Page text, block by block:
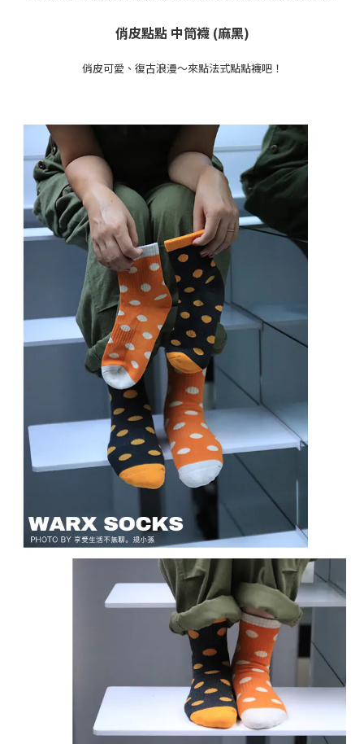
俏皮點點 中筒襪 (麻黑)
俏皮可愛、復古浪漫～來點法式點點襪吧！